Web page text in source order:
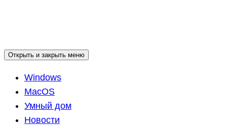
Открыть и закрыть меню
Windows
MacOS
Умный дом
Новости